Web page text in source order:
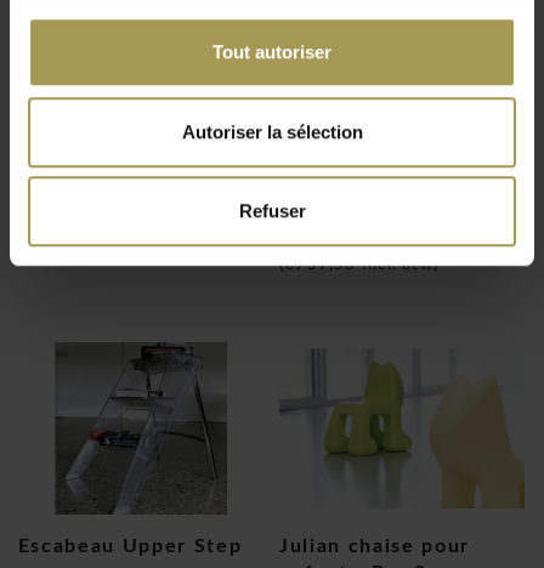
Tout autoriser
Autoriser la sélection
Refuser
Gastone chariot pliant
Murs de revêtement
(€959,53Incl. btw)
Escabeau Upper Step
Julian chaise pour